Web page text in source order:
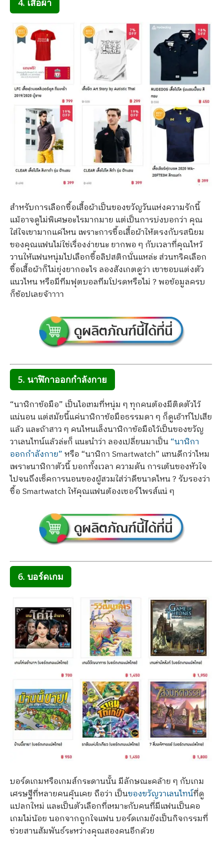
4. เสื้อผ้า
สำหรับการเลือกซื้อเสื้อผ้าเป็นของขวัญวันแห่งความรักนี้
แม้อาจดูไม่พิเศษอะไรมากมาย แต่เป็นการบ่งบอกว่า คุณ
ใส่ใจเขามากแค่ไหน เพราะการซื้อเสื้อผ้าให้ตรงกับรสนิยม
ของคุณแฟนไม่ใช่เรื่องง่ายนะ ยากพอ ๆ กับเวลาที่คุณไหว้
วานให้แฟนหนุ่มไปเลือกซื้อลิปสติกนั่นแหล่ะ ส่วนทริคเลือก
ซื้อเสื้อผ้าก็ไม่ยุ่งยากอะไร ลองสังเกตดูว่า เขาชอบแต่งตัว
แนวไหน หรือมีทีมฟุตบอลทีมโปรดหรือไม่ ? พอข้อมูลครบ
ก็ช้อปเลยจ้าาาา
5. นาฬิกาออกกำลังกาย
“นาฬิกาข้อมือ” เป็นไอเทมที่หนุ่ม ๆ ทุกคนต้องมีติดตัวไว้
แน่นอน แต่สมัยนี้แค่นาฬิกาข้อมือธรรมดา ๆ ก็ดูเอ้าท์ไปเสีย
แล้ว และถ้าสาว ๆ คนไหนเล็งนาฬิกาข้อมือไว้เป็นของขวัญ
วาเลนไทน์แล้วล่ะก็ แนะนำว่า ลองเปลี่ยนมาเป็น“นาฬิกา
ออกกำลังกาย”หรือ “นาฬิกา Smartwatch” แทนดีกว่าไหม
เพราะนาฬิกาตัวนี้ บอกทั้งเวลา ความดัน การเต้นของหัวใจ
ไปจนถึงเช็คการนอนของผู้สวมใส่ว่าดีขนาดไหน ? รับรองว่า
ซื้อ Smartwatch ให้คุณแฟนต้องเซอร์ไพรส์แน่ ๆ
6. บอร์ดเกม
บอร์ดเกมหรือเกมส์กระดานนั้น มีลักษณะคล้าย ๆ กับเกม
เศรษฐีที่หลายคนคุ้นเคย ถือว่า เป็นของขวัญวาเลนไทน์ที่ดู
แปลกใหม่ และเป็นตัวเลือกที่เหมาะกับคนที่มีแฟนเป็นคอ
เกมไม่น้อย นอกจากถูกใจแฟน บอร์ดเกมยังเป็นกิจกรรมที่
ช่วยสานสัมพันธ์ระหว่างคุณสองคนอีกด้วย